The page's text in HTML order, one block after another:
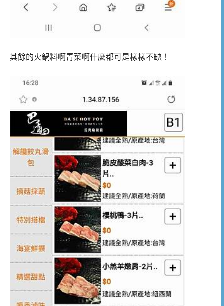
其餘的火鍋料啊青菜啊什麼都可是樣樣不缺！